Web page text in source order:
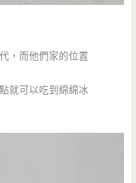
，而他們家的位置
就可以吃到綿綿冰